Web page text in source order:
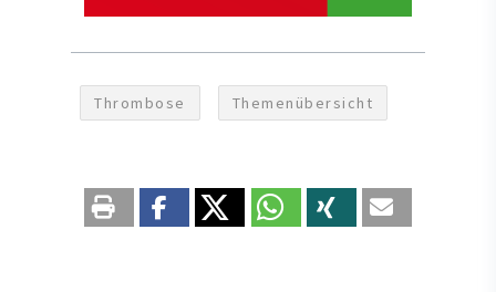
Thrombose Themenübersicht